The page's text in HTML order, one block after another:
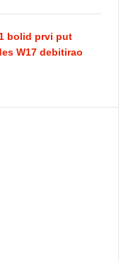
bolid prvi put
W17 debitirao